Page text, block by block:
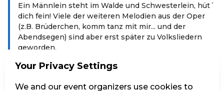
Ein Männlein steht im Walde und Schwesterlein, hüt´
dich fein! Viele der weiteren Melodien aus der Oper
(z.B. Brüderchen, komm tanz mit mir... und der
Abendsegen) sind aber erst später zu Volksliedern
geworden.
Akt: Hänsel und Gretel sind allein zu Hause,
beiden. Die Mutter schickt die Kinder in den
Your Privacy Settings
We and our event organizers use cookies to